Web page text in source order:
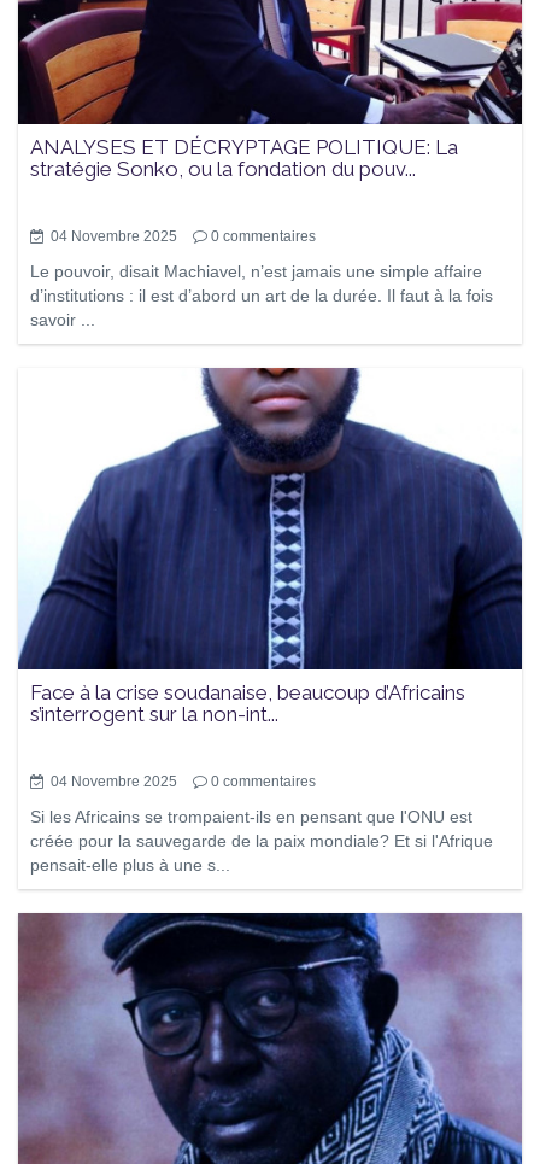
ANALYSES ET DÉCRYPTAGE POLITIQUE: La
stratégie Sonko, ou la fondation du pouv...
04 Novembre 2025 0 commentaires
Le pouvoir, disait Machiavel, n’est jamais une simple affaire
d’institutions : il est d’abord un art de la durée. Il faut à la fois
savoir ...
Face à la crise soudanaise, beaucoup d’Africains
s’interrogent sur la non-int...
04 Novembre 2025 0 commentaires
Si les Africains se trompaient-ils en pensant que l'ONU est
créée pour la sauvegarde de la paix mondiale? Et si l'Afrique
pensait-elle plus à une s...